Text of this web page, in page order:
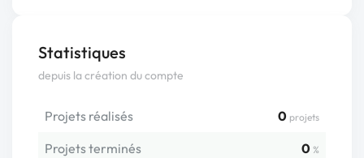
Statistiques
depuis la création du compte
Projets réalisés 0 projets
Projets terminés 0 %